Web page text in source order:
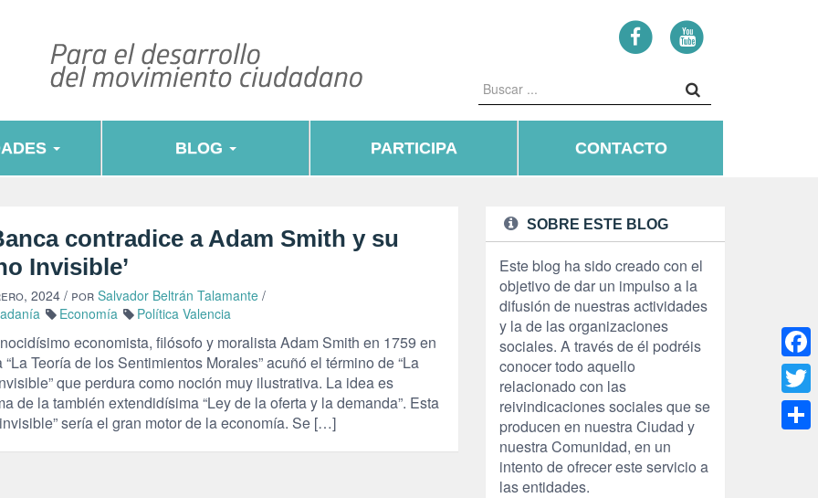
BLOG PARTICIPA CONTACTO
contradice a Adam Smith y su
Invisible’
2024/ por Salvador Beltrán Talamante/
Economía Política Valencia
economista, filósofo y moralista Adam Smith en 1759 en
“La Teoría de los Sentimientos Morales” acuñó el término de “La
que perdura como noción muy ilustrativa. La idea es
de la también extendidísima “Ley de la oferta y la demanda”. Esta
sería el gran motor de la economía. Se […]
SOBRE ESTE BLOG
Este blog ha sido creado con el
objetivo de dar un impulso a la
difusión de nuestras actividades
y la de las organizaciones
sociales. A través de él podréis
conocer todo aquello
relacionado con las
reivindicaciones sociales que se
producen en nuestra Ciudad y
nuestra Comunidad, en un
intento de ofrecer este servicio a
las entidades.